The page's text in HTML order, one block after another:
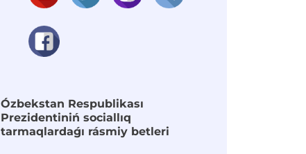
Ózbekstan Respublikası
Prezidentiniń sociallıq
tarmaqlardaǵı rásmiy betleri